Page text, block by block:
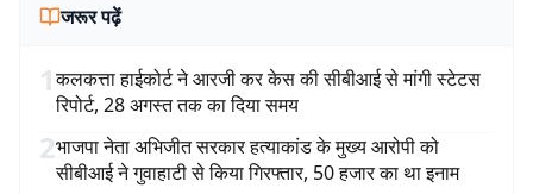
जरूर पढ़ें
1कलकत्ता हाईकोर्ट ने आरजी कर केस की सीबीआई से मांगी स्टेटस
रिपोर्ट, 28 अगस्त तक का दिया समय
2भाजपा नेता अभिजीत सरकार हत्याकांड के मुख्य आरोपी को
सीबीआई ने गुवाहाटी से किया गिरफ्तार, 50 हजार का था इनाम